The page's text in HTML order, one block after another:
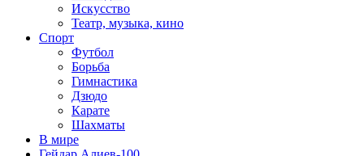
Искусство
Театр, музыка, кино
Спорт
Футбол
Борьба
Гимнастика
Дзюдо
Карате
Шахматы
В мире